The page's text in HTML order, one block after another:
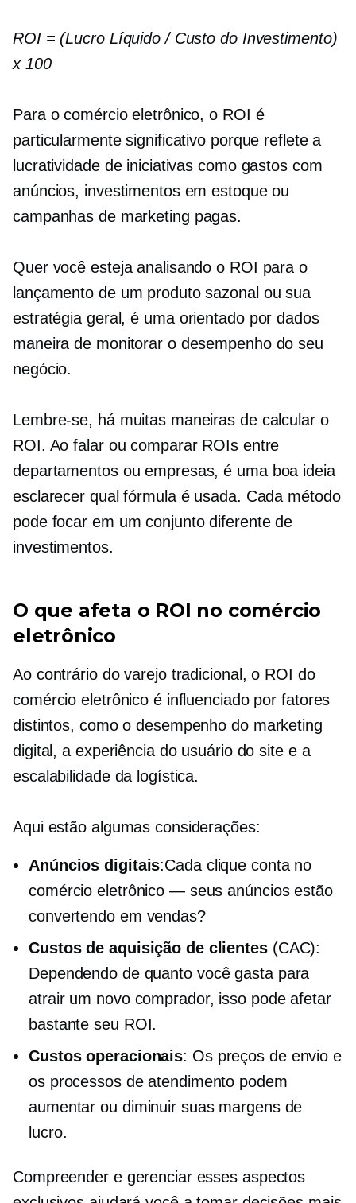
ROI = (Lucro Líquido / Custo do Investimento)
x 100
Para o comércio eletrônico, o ROI é
particularmente significativo porque reflete a
lucratividade de iniciativas como gastos com
anúncios, investimentos em estoque ou
campanhas de marketing pagas.
Quer você esteja analisando o ROI para o
lançamento de um produto sazonal ou sua
estratégia geral, é uma orientado por dados
maneira de monitorar o desempenho do seu
negócio.
Lembre-se, há muitas maneiras de calcular o
ROI. Ao falar ou comparar ROIs entre
departamentos ou empresas, é uma boa ideia
esclarecer qual fórmula é usada. Cada método
pode focar em um conjunto diferente de
investimentos.
O que afeta o ROI no comércio
eletrônico
Ao contrário do varejo tradicional, o ROI do
comércio eletrônico é influenciado por fatores
distintos, como o desempenho do marketing
digital, a experiência do usuário do site e a
escalabilidade da logística.
Aqui estão algumas considerações:
Anúncios digitais:Cada clique conta no
comércio eletrônico — seus anúncios estão
convertendo em vendas?
Custos de aquisição de clientes(CAC):
Dependendo de quanto você gasta para
atrair um novo comprador, isso pode afetar
bastante seu ROI.
Custos operacionais: Os preços de envio e
os processos de atendimento podem
aumentar ou diminuir suas margens de
lucro.
Compreender e gerenciar esses aspectos